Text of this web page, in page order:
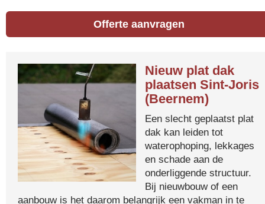
Offerte aanvragen
Nieuw plat dak
plaatsen Sint-Joris
(Beernem)
Een slecht geplaatst plat
dak kan leiden tot
waterophoping, lekkages
en schade aan de
onderliggende structuur.
Bij nieuwbouw of een
aanbouw is het daarom belangrijk een vakman in te